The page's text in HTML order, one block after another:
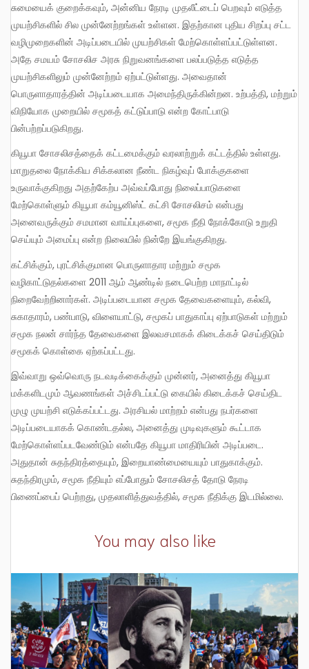
சுமையைக் குறைக்கவும், அன்னிய நேரடி முதலீட்டைப் பெறவும் எடுத்த
முயற்சிகளில் சில முன்னேற்றங்கள் உள்ளன. இதற்கான புதிய சிறப்பு சட்ட
வழிமுறைகளின் அடிப்படையில் முயற்சிகள் மேற்கொள்ளப்பட்டுள்ளன.
அதே சமயம் சோசலிச அரசு நிறுவனங்களை பலப்படுத்த எடுத்த
முயற்சிகளிலும் முன்னேற்றம் ஏற்பட்டுள்ளது. அவைதான்
பொருளாதாரத்தின் அடிப்படையாக அமைந்திருக்கின்றன. உற்பத்தி, மற்றும்
விநியோக முறையில் சமூகத் கட்டுப்பாடு என்ற கோட்பாடு
பின்பற்றப்படுகிறது.
கியூபா சோசலிசத்தைக் கட்டமைக்கும் வரலாற்றுக் கட்டத்தில் உள்ளது.
மாறுதலை நோக்கிய சிக்கலான நீண்ட நிகழ்வுப் போக்குகளை
உருவாக்குகிறது அதற்கேற்ப அவ்வப்போது நிலைப்பாடுகளை
மேற்கொள்ளும் கியூபா கம்யூனிஸ்ட் கட்சி சோசலிசம் என்பது
அனைவருக்கும் சமமான வாய்ப்புகளை, சமூக நீதி நோக்கோடு உறுதி
செய்யும் அமைப்பு என்ற நிலையில் நின்றே இயங்குகிறது.
கட்சிக்கும், புரட்சிக்குமான பொருளாதார மற்றும் சமூக
வழிகாட்டுதல்களை 2011 ஆம் ஆண்டில் நடைபெற்ற மாநாட்டில்
நிறைவேற்றினார்கள். அடிப்படையான சமூக தேவைகளையும், கல்வி,
சுகாதாரம், பண்பாடு, விளையாட்டு, சமூகப் பாதுகாப்பு ஏற்பாடுகள் மற்றும்
சமூக நலன் சார்ந்த தேவைகளை இலவசமாகக் கிடைக்கச் செய்திடும்
சமூகக் கொள்கை ஏற்கப்பட்டது.
இவ்வாறு ஒவ்வொரு நடவடிக்கைக்கும் முன்னர், அனைத்து கியூபா
மக்களிடமும் ஆவணங்கள் அச்சிடப்பட்டு கையில் கிடைக்கச் செய்திட
முழு முயற்சி எடுக்கப்பட்டது. அரசியல் மாற்றம் என்பது நபர்களை
அடிப்படையாகக் கொண்டதல்ல, அனைத்து முடிவுகளும் கூட்டாக
மேற்கொள்ளப்படவேண்டும் என்பதே கியூபா மாதிரியின் அடிப்படை.
அதுதான் சுதந்திரத்தையும், இறையாண்மையையும் பாதுகாக்கும்.
சுதந்திரமும், சமூக நீதியும் எப்போதும் சோசலிசத் தோடு நேரடி
பிணைப்பைப் பெற்றது, முதலாளித்துவத்தில், சமூக நீதிக்கு இடமில்லை.
You may also like